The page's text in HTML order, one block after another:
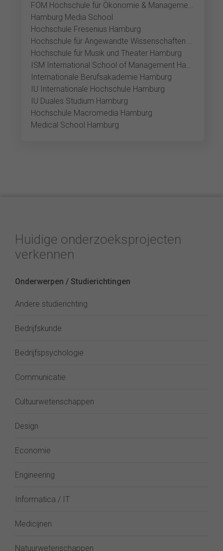
FOM Hochschule für Ökonomie & Management Hamburg
Hamburg Media School
Hochschule Fresenius Hamburg
Hochschule für Angewandte Wissenschaften Hamburg
Hochschule für Musik und Theater Hamburg
ISM International School of Management Hamburg
Internationale Berufsakademie Hamburg
IU Internationale Hochschule Hamburg
IU Duales Studium Hamburg
Hochschule Macromedia Hamburg
Medical School Hamburg
Huidige onderzoeksprojecten
verkennen
Onderwerpen / Studierichtingen
Andere studierichting
Bedrijfskunde
Bedrijfspsychologie
Communicatie
Cultuurwetenschappen
Design
Economie
Engineering
Informatica / IT
Medicijnen
Natuurwetenschappen